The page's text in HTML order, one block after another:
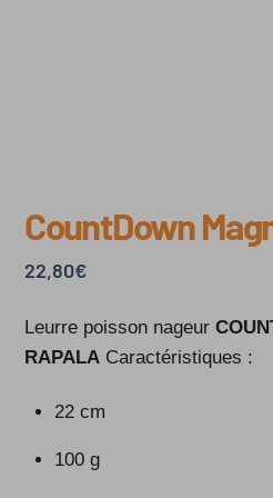
CountDown
22,80€
Leurre poisson nageur
RAPALA Caractéristiques :
22 cm
100 g